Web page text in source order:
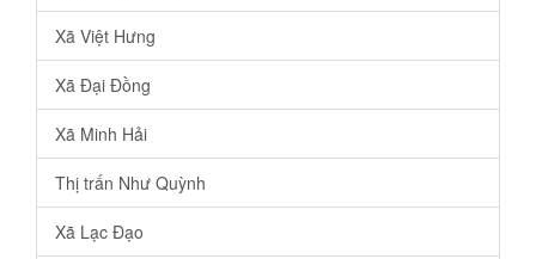
Xã Việt Hưng
Xã Đại Đồng
Xã Minh Hải
Thị trấn Như Quỳnh
Xã Lạc Đạo